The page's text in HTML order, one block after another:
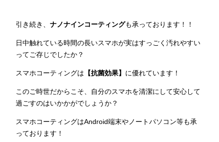
引き続き、 ナノナインコーティングも承っております！！
日中触れている時間の長いスマホが実はすっごく汚れやすい
ってご存じでしたか？
スマホコーティングは 【抗菌効果】 に優れています！
このご時世だからこそ、自分のスマホを清潔にして安心して
過ごすのはいかかがでしょうか？
スマホコーティングはAndroid端末やノートパソコン等も承
っております！